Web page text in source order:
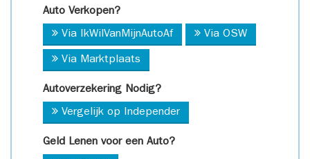
Auto Verkopen?
Via IkWilVanMijnAutoAf Via OSW
Via Marktplaats
Autoverzekering Nodig?
Vergelijk op Independer
Geld Lenen voor een Auto?